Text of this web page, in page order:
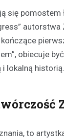
się
obiecuje
lokalną historią.
to